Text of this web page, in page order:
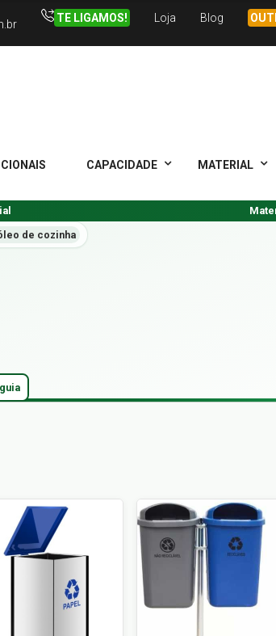
TE LIGAMOS! Loja Blog
CAPACIDADE MATERIAL
de cozinha